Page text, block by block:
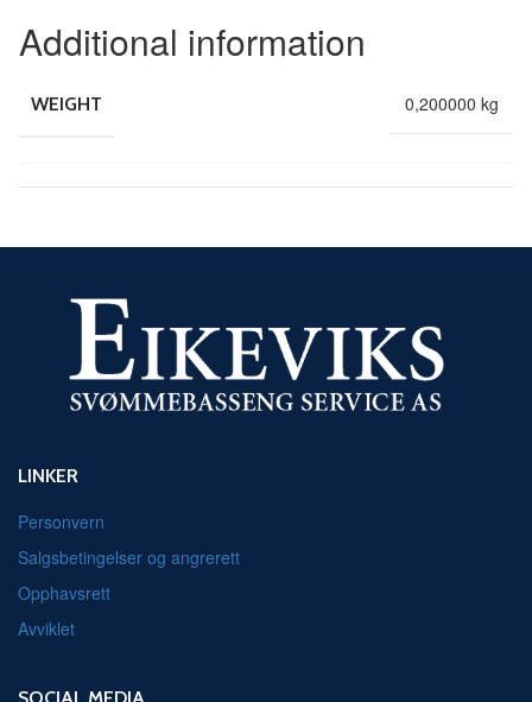
Additional information
WEIGHT 0,200000 kg
LINKER
Personvern
Salgsbetingelser og angrerett
Opphavsrett
Avviklet